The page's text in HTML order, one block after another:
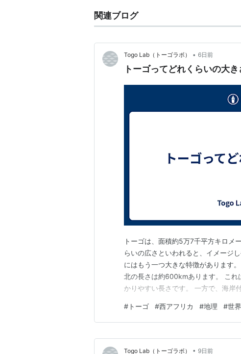
関連ブログ
Togo Lab（トーゴラボ） • 6日前
トーゴってどれくらいの大き
トーゴは、面積約5万7千平方キロメ
らいの広さといわれると、イメージ
にはもう一つ大きな特徴があります
北の長さは約600kmあります。 これ
かりやすい長さです。 一方で、海岸
られます。 日本では「アフリカ」と
国ごとに自然や文化は大きく異なり
# トーゴ #西アフリカ #地理 #世
Togo Lab（トーゴラボ） • 9日前